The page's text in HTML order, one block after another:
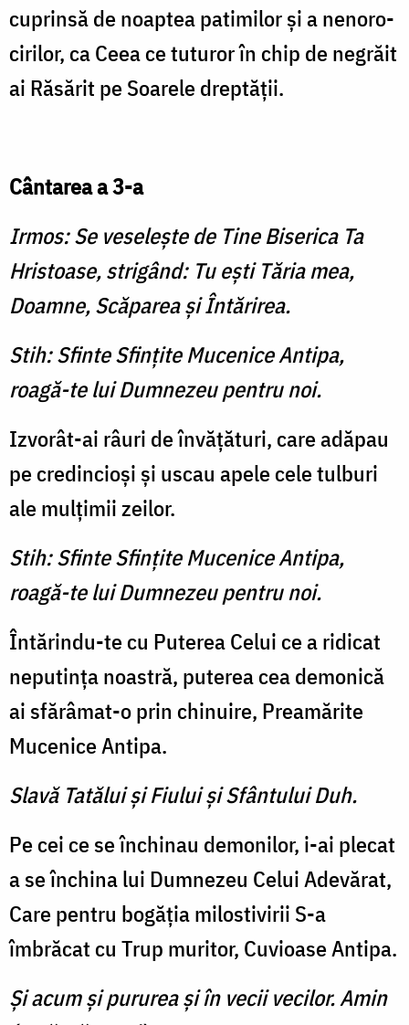
cuprinsă de noaptea patimilor şi a nenoro­
cirilor, ca Ceea ce tuturor în chip de negrăit
ai Răsărit pe Soarele dreptăţii.
Cântarea a 3-a
Irmos: Se veseleşte de Tine Biserica Ta
Hristoase, strigând: Tu eşti Tăria mea,
Doamne, Scăparea şi Întărirea.
Stih: Sfinte Sfinţite Mucenice Antipa,
roagă-te lui Dumnezeu pentru noi.
Izvorât-ai râuri de învăţături, care adăpau
pe credincioşi şi uscau apele cele tulburi
ale mulţimii zeilor.
Stih: Sfinte Sfinţite Mucenice Antipa,
roagă-te lui Dumnezeu pentru noi.
Întărindu-te cu Puterea Celui ce a ridicat
neputinţa noastră, puterea cea demonică
ai sfărâmat-o prin chinuire, Prea­mărite
Mucenice Antipa.
Slavă Tatălui şi Fiului şi Sfântului Duh.
Pe cei ce se închinau demonilor, i-ai plecat
a se închina lui Dumnezeu Celui Adevărat,
Care pentru bogăţia milostivirii S-a
îmbrăcat cu Trup muritor, Cuvioase Antipa.
Şi acum şi pururea şi în vecii vecilor. Amin